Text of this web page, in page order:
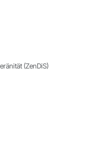
(ZenDiS)